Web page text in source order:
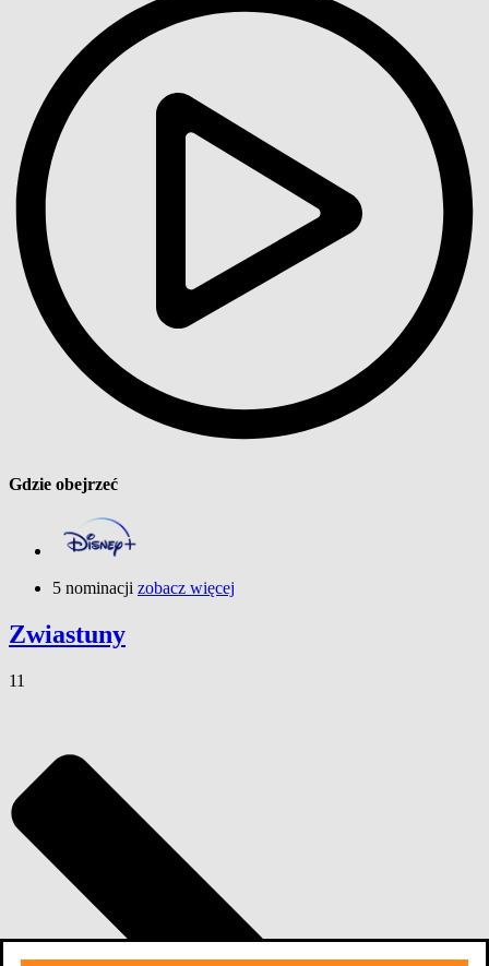
Gdzie obejrzeć
5 nominacji zobacz więcej
Zwiastuny
11